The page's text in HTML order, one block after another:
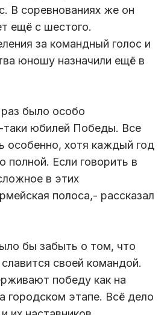
В соревнованиях же он
ещё с шестого.
за командный голос и
юношу назначили ещё в
было особо
таки юбилей Победы. Все
особенно, хотя каждый год
полной. Если говорить в
в этих
полоса,- рассказал
бы забыть о том, что
своей командой.
победу как на
городском этапе. Всё дело